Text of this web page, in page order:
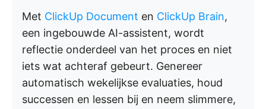
Met ClickUp Document en ClickUp Brain,
een ingebouwde AI-assistent, wordt
reflectie onderdeel van het proces en niet
iets wat achteraf gebeurt. Genereer
automatisch wekelijkse evaluaties, houd
successen en lessen bij en neem slimmere,